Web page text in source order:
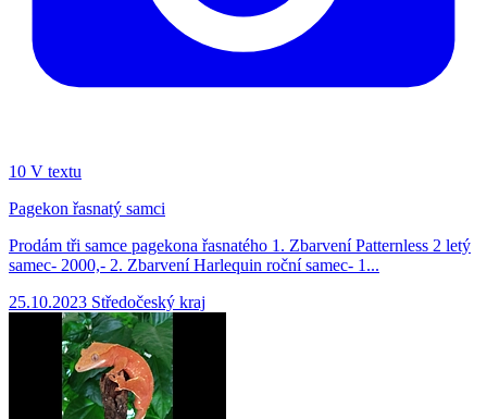
10 V textu
Pagekon řasnatý samci
Prodám tři samce pagekona řasnatého 1. Zbarvení Patternless 2 letý
samec- 2000,- 2. Zbarvení Harlequin roční samec- 1...
25.10.2023 Středočeský kraj